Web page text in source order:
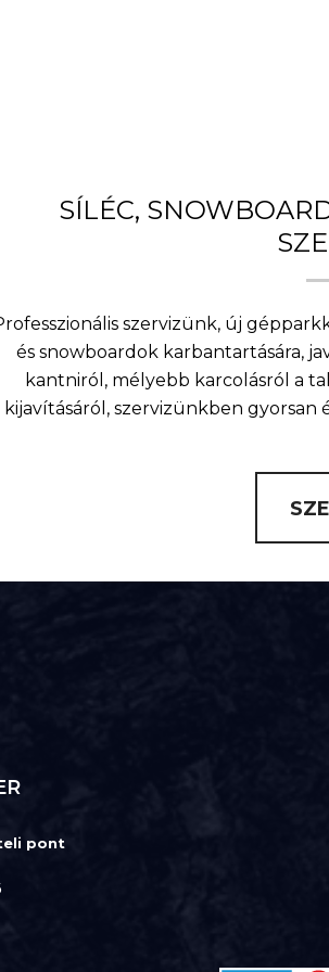
SÍLÉC,
szervizünk, új
és snowboardok karbantartására,
kantniról, mélyebb karcolásról a
kijavításáról, szervizünkben gyorsan
pont